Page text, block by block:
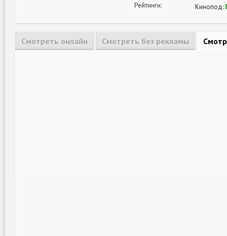
Рейтинги: Кинопод:
Смотреть онлайн Смотреть без рекламы